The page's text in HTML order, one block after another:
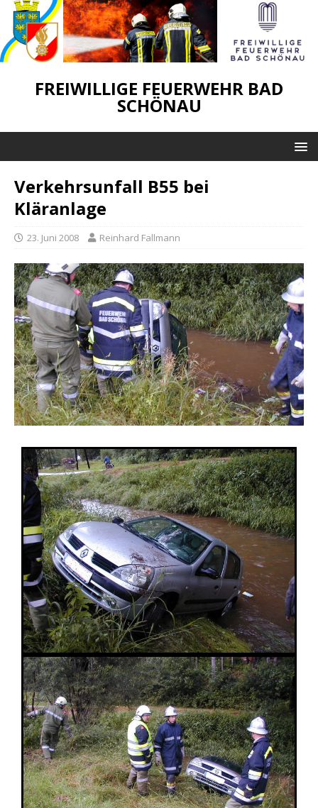
FREIWILLIGE FEUERWEHR BAD
SCHÖNAU
Verkehrsunfall B55 bei
Kläranlage
23. Juni 2008 Reinhard Fallmann